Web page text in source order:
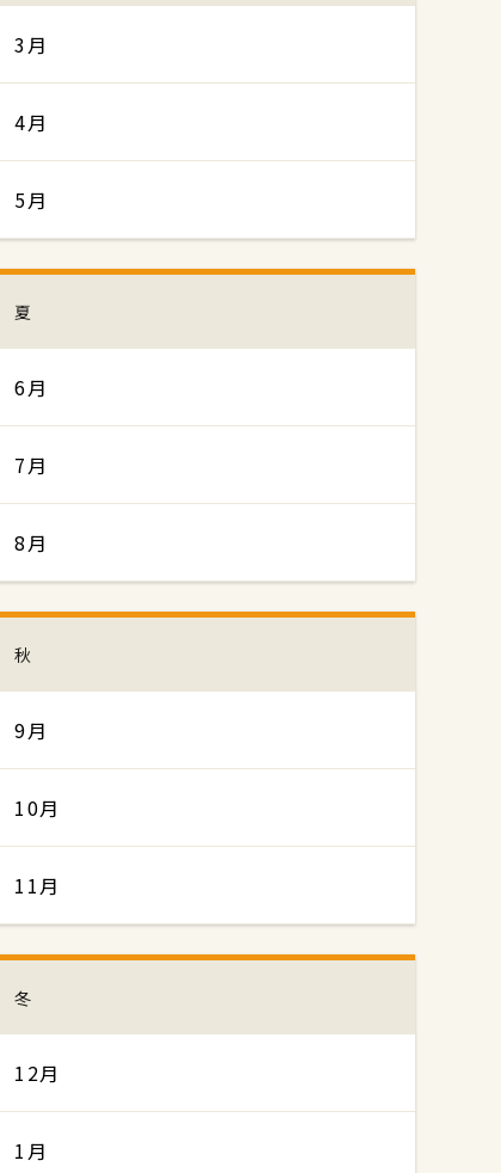
3月
4月
5月
夏
6月
7月
8月
秋
9月
10月
11月
冬
12月
1月